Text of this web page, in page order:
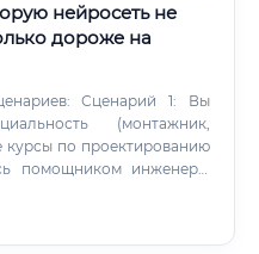
нейросеть не
дороже на
1: Вы
(монтажник,
курсы по проектированию
помощником инженера.
с должности техника-